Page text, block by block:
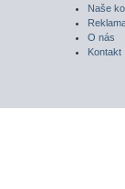
Naše
O nás
Kontakt